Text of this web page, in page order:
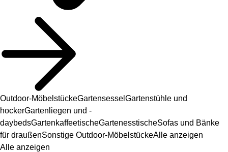
Outdoor-MöbelstückeGartensessel Gartenstühle und
hockerGartenliegen und -
daybedsGartenkaffeetischeGartenesstischeSofas und Bänke
für draußenSonstige Outdoor-MöbelstückeAlle anzeigen
Alle anzeigen